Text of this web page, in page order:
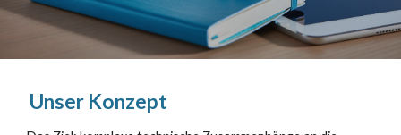
Unser Konzept